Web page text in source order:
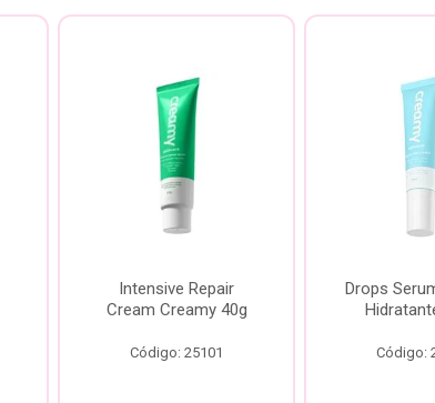
Intensive Repair
Cream Creamy 40g
Código: 25101
Drops
Código: